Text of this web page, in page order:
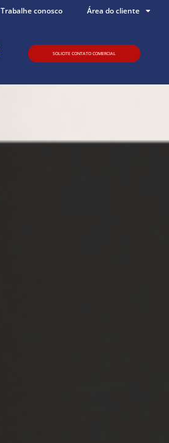
Trabalhe conosco Área do cliente
SOLICITE CONTATO COMERCIAL